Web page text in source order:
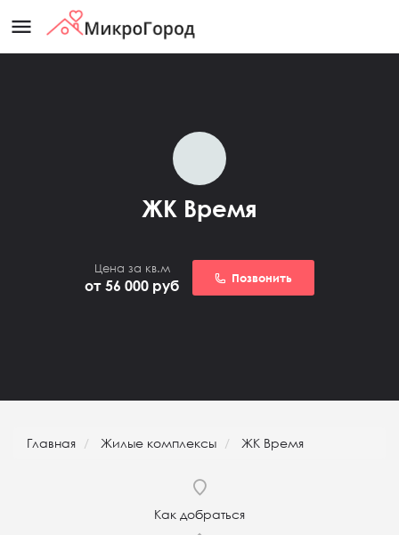
menu
ЖК Время
Цена за кв.м
от 56 000 руб Позвонить
Главная Жилые комплексы ЖК Время
Как добраться